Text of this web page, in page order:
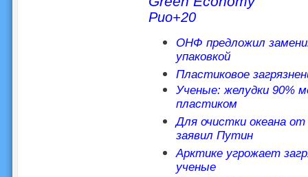
Рио+20
ОНФ предложил
упаковкой
Пластиковое
Ученые: желудки 90%
пластиком
Для очистки океана
заявил Путин
Арктике угрожает
ученые